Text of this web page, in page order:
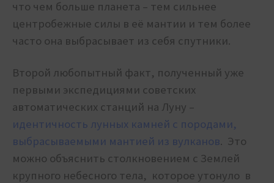
что чем больше планета – тем сильнее
центробежные силы в её мантии и тем более
часто она выбрасывает из себя спутники.
Второй любопытный факт, полученный уже
первыми экспедициями советских
автоматических станций на Луну –
идентичность лунных камней с породами,
выбрасываемыми мантией из вулканов. Это
можно объяснить столкновением с Землей
крупного небесного тела, которое утонуло в